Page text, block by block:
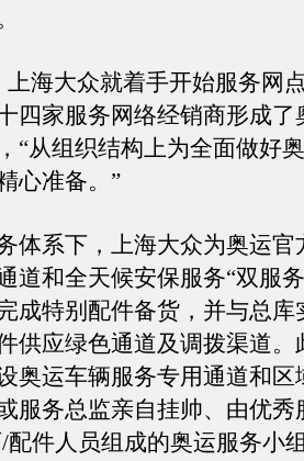
大众就着手开始服务网
四家服务网络经销商形成了
“从组织结构上为全面做好
心准备。”
系下，上海大众为奥运官
道和全天候安保服务“双服
成特别配件备货，并与总库
供应绿色通道及调拨渠道。
奥运车辆服务专用通道和区
服务总监亲自挂帅、由优秀
配件人员组成的奥运服务小